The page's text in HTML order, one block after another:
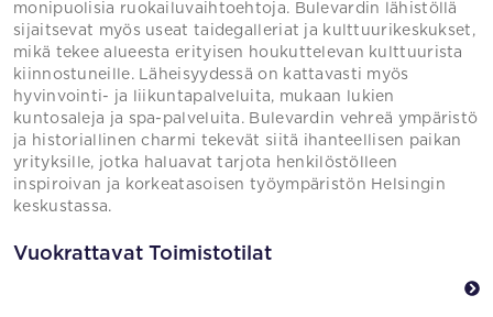
monipuolisia ruokailuvaihtoehtoja. Bulevardin lähistöllä
sijaitsevat myös useat taidegalleriat ja kulttuurikeskukset,
mikä tekee alueesta erityisen houkuttelevan kulttuurista
kiinnostuneille. Läheisyydessä on kattavasti myös
hyvinvointi- ja liikuntapalveluita, mukaan lukien
kuntosaleja ja spa-palveluita. Bulevardin vehreä ympäristö
ja historiallinen charmi tekevät siitä ihanteellisen paikan
yrityksille, jotka haluavat tarjota henkilöstölleen
inspiroivan ja korkeatasoisen työympäristön Helsingin
keskustassa.
Vuokrattavat Toimistotilat